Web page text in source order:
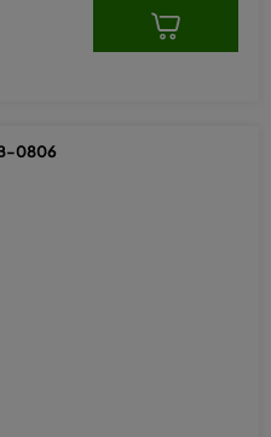
0806